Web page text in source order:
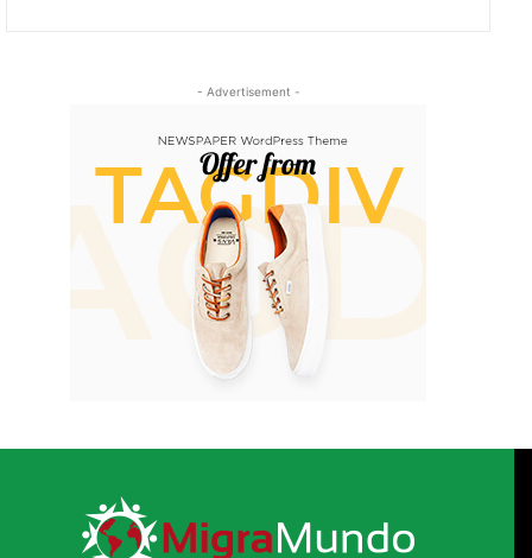
- Advertisement -